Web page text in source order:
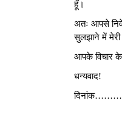
हूँ।
अतः आपसे
सुलझाने में
आपके विचार के
धन्यवाद!